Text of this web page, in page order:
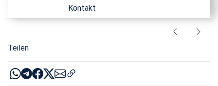
Kontakt
Teilen